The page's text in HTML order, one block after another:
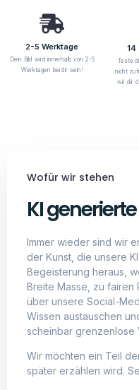
2-5 Werktage
Dein Bild wird innerhalb von 2-5
Werktagen bei dir sein!
14
Teste
nicht
wir dir
Wofür wir stehen
KI
Immer wieder sind wir
der Kunst, die unsere
Begeisterung heraus,
Breite Masse, zu fairen
über unsere Social-
Wissen austauschen
scheinbar grenzenlose
Wir möchten ein Teil
später erzählen wird.